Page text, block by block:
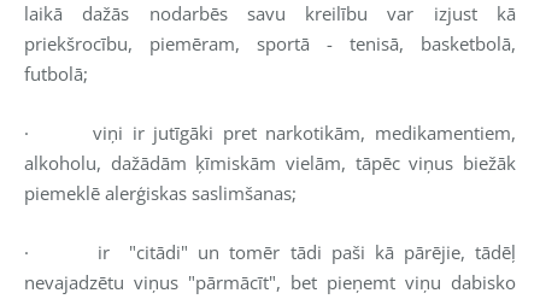
laikā dažās nodarbēs savu kreilību var izjust kā
priekšrocību, piemēram, sportā - tenisā, basketbolā,
futbolā;
·
viņi ir jutīgāki pret narkotikām, medikamentiem,
alkoholu, dažādām ķīmiskām vielām, tāpēc viņus biežāk
piemeklē alerģiskas saslimšanas;
· ir
"citādi" un tomēr tādi paši kā pārējie, tādēļ
nevajadzētu viņus "pārmācīt", bet pieņemt viņu dabisko